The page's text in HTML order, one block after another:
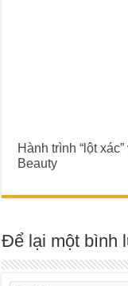
Hành trình “lột
Beauty
Để lại một bình